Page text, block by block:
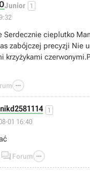
Junior 1
Serdecznie cieplutko
zabójczej precyzji Nie
krzyżykami

1
01 16:40
 Forum 